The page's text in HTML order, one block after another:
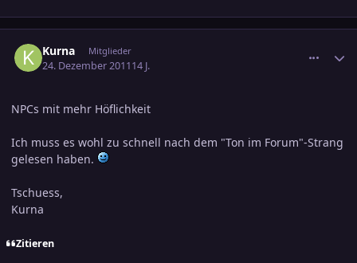
Kurna Mitglieder
24. Dezember 201114 J.
NPCs mit mehr Höflichkeit
Ich muss es wohl zu schnell nach dem "Ton im Forum"-Strang
gelesen haben.
Tschuess,
Kurna
Zitieren